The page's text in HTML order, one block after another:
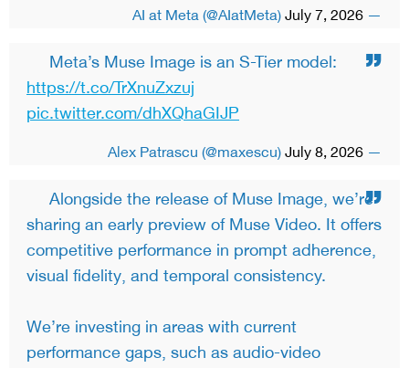
— AI at Meta (@AIatMeta)
July 7, 2026
Meta’s Muse Image is an S-Tier model:
https://t.co/TrXnuZxzuj
pic.twitter.com/dhXQhaGIJP
— Alex Patrascu (@maxescu)
July 8, 2026
Alongside the release of Muse Image, we’re
sharing an early preview of Muse Video. It offers
competitive performance in prompt adherence,
visual fidelity, and temporal consistency.
We’re investing in areas with current
performance gaps, such as audio-video